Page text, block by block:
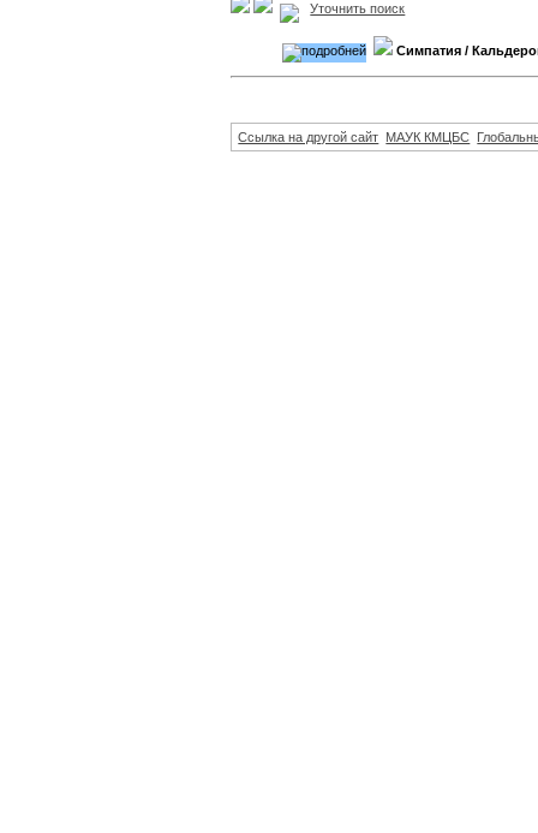
Уточнить поиск
Симпатия /
Ссылка на другой сайт МАУК КМЦБС